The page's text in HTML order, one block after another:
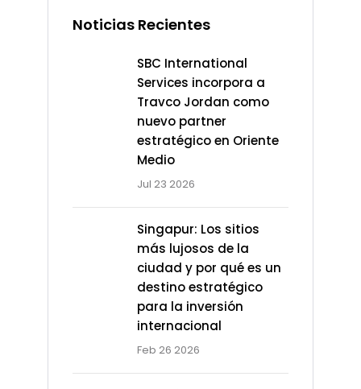
Noticias Recientes
SBC International
Services incorpora a
Travco Jordan como
nuevo partner
estratégico en Oriente
Medio
Jul 23 2026
Singapur: Los sitios
más lujosos de la
ciudad y por qué es un
destino estratégico
para la inversión
internacional
Feb 26 2026